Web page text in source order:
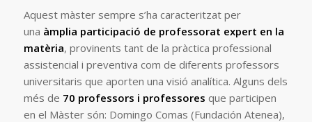
Aquest màster sempre s’ha caracteritzat per
una àmplia participació de professorat expert en la
matèria, provinents tant de la pràctica professional
assistencial i preventiva com de diferents professors
universitaris que aporten una visió analítica. Alguns dels
més de 70 professors i professores que participen
en el Màster són: Domingo Comas (Fundación Atenea),